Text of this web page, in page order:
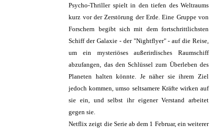
Psycho-Thriller spielt in den tiefen des Weltraums
kurz vor der Zerstörung der Erde. Eine Gruppe von
Forschern begibt sich mit dem fortschrittlichsten
Schiff der Galaxie - der "Nightflyer" - auf die Reise,
um ein mysteriöses außerirdisches Raumschiff
abzufangen, das den Schlüssel zum Überleben des
Planeten halten könnte. Je näher sie ihrem Ziel
jedoch kommen, umso seltsamere Kräfte wirken auf
sie ein, und selbst ihr eigener Verstand arbeitet
gegen sie.
Netflix zeigt die Serie ab dem 1 Februar, ein weiterer